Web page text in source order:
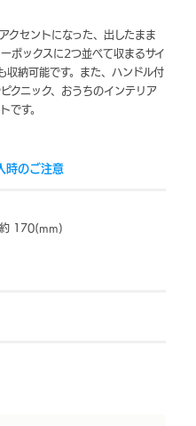
クセントになった、出したまま
ボックスに2つ並べて収まるサイ
収納可能です。また、ハンドル付
クニック、おうちのインテリア
です。
時のご注意
170(mm)